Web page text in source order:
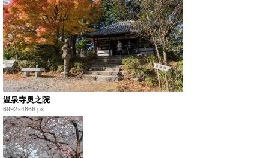
温泉寺奥之院
6992×4666 px